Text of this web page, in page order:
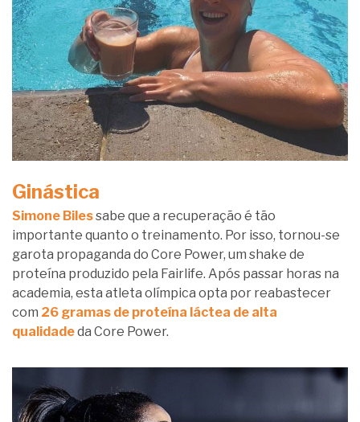
Ginástica
Simone Bilessabe que a recuperação é tão
importante quanto o treinamento. Por isso, tornou-se
garota propaganda do Core Power, um shake de
proteína produzido pela Fairlife. Após passar horas na
academia, esta atleta olímpica opta por reabastecer
com 26 gramas de proteína láctea de alta
qualidadeda Core Power.